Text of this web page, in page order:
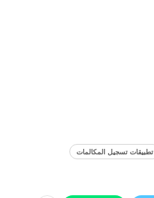
تطبيقات تسجيل المكالمات